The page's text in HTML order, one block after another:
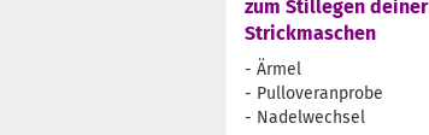
zum Stillegen deiner
Strickmaschen
- Ärmel
- Pulloveranprobe
- Nadelwechsel